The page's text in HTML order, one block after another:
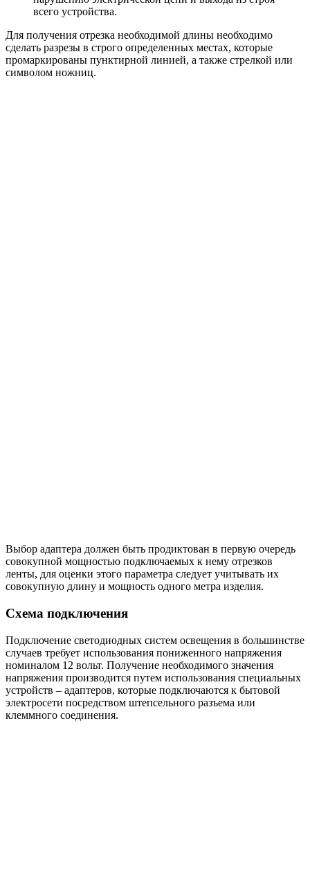
всего устройства.
Для получения отрезка необходимой длины необходимо
сделать разрезы в строго определенных местах, которые
промаркированы пунктирной линией, а также стрелкой или
символом ножниц.
Выбор адаптера должен быть продиктован в первую очередь
совокупной мощностью подключаемых к нему отрезков
ленты, для оценки этого параметра следует учитывать их
совокупную длину и мощность одного метра изделия.
Схема подключения
Подключение светодиодных систем освещения в большинстве
случаев требует использования пониженного напряжения
номиналом 12 вольт. Получение необходимого значения
напряжения производится путем использования специальных
устройств – адаптеров, которые подключаются к бытовой
электросети посредством штепсельного разъема или
клеммного соединения.